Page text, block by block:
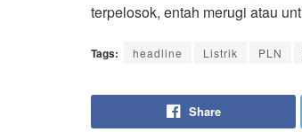
terpelosok, entah merugi atau
Tags: headline Listrik PLN
Share